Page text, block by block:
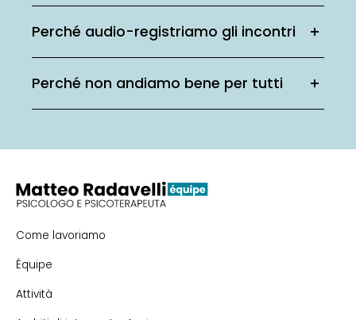
Perché audio-registriamo gli incontri
Perché non andiamo bene per tutti
Come lavoriamo
Équipe
Attività